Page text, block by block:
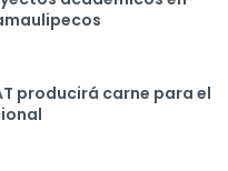
producirá carne para el